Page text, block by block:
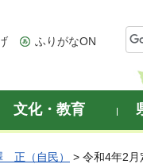
ふりがなON
文化・教育
正（自民） > 令和4年2